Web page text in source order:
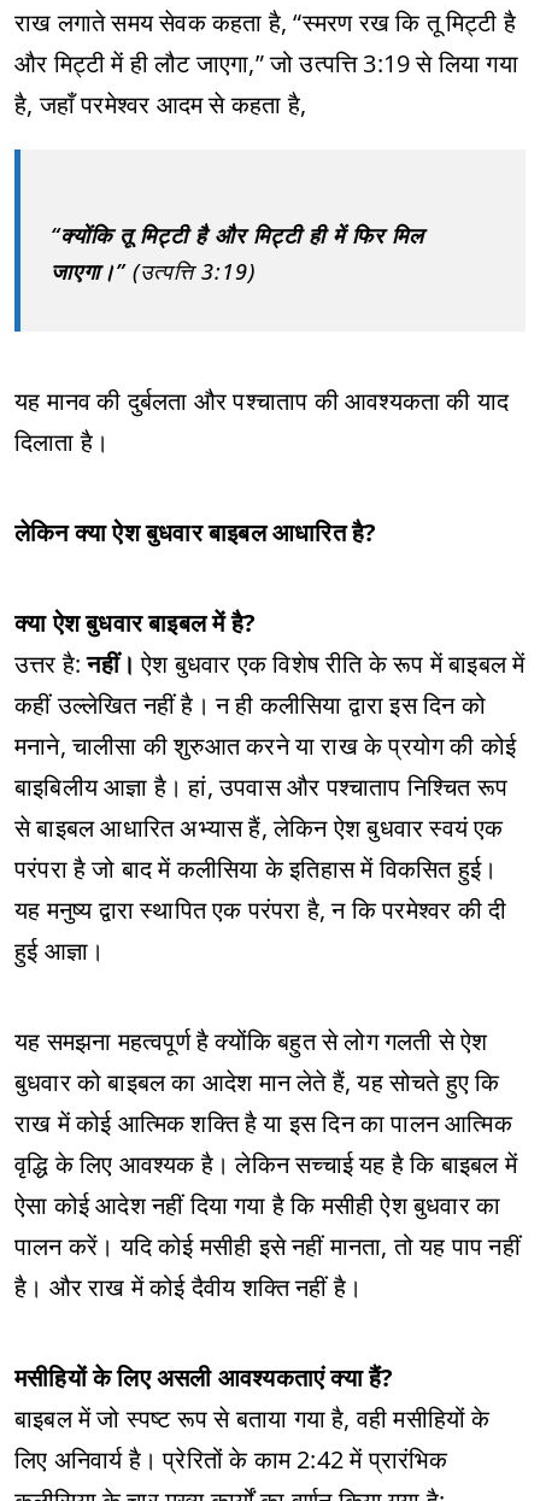
राख लगाते समय सेवक कहता है, “स्मरण रख कि तू मिट्टी है
और मिट्टी में ही लौट जाएगा,” जो उत्पत्ति 3:19 से लिया गया
है, जहाँ परमेश्वर आदम से कहता है,
“क्योंकि तू मिट्टी है और मिट्टी ही में फिर मिल
जाएगा।”(उत्पत्ति 3:19)
यह मानव की दुर्बलता और पश्चाताप की आवश्यकता की याद
दिलाता है।
लेकिन क्या ऐश बुधवार बाइबल आधारित है?
क्या ऐश बुधवार बाइबल में है?
उत्तर है:नहीं। ऐश बुधवार एक विशेष रीति के रूप में बाइबल में
कहीं उल्लेखित नहीं है। न ही कलीसिया द्वारा इस दिन को
मनाने, चालीसा की शुरुआत करने या राख के प्रयोग की कोई
बाइबिलीय आज्ञा है। हां, उपवास और पश्चाताप निश्चित रूप
से बाइबल आधारित अभ्यास हैं, लेकिन ऐश बुधवार स्वयं एक
परंपरा है जो बाद में कलीसिया के इतिहास में विकसित हुई।
यह मनुष्य द्वारा स्थापित एक परंपरा है, न कि परमेश्वर की दी
हुई आज्ञा।
यह समझना महत्वपूर्ण है क्योंकि बहुत से लोग गलती से ऐश
बुधवार को बाइबल का आदेश मान लेते हैं, यह सोचते हुए कि
राख में कोई आत्मिक शक्ति है या इस दिन का पालन आत्मिक
वृद्धि के लिए आवश्यक है। लेकिन सच्चाई यह है कि बाइबल में
ऐसा कोई आदेश नहीं दिया गया है कि मसीही ऐश बुधवार का
पालन करें। यदि कोई मसीही इसे नहीं मानता, तो यह पाप नहीं
है। और राख में कोई दैवीय शक्ति नहीं है।
मसीहियों के लिए असली आवश्यकताएं क्या हैं?
बाइबल में जो स्पष्ट रूप से बताया गया है, वही मसीहियों के
लिए अनिवार्य है। प्रेरितों के काम 2:42 में प्रारंभिक